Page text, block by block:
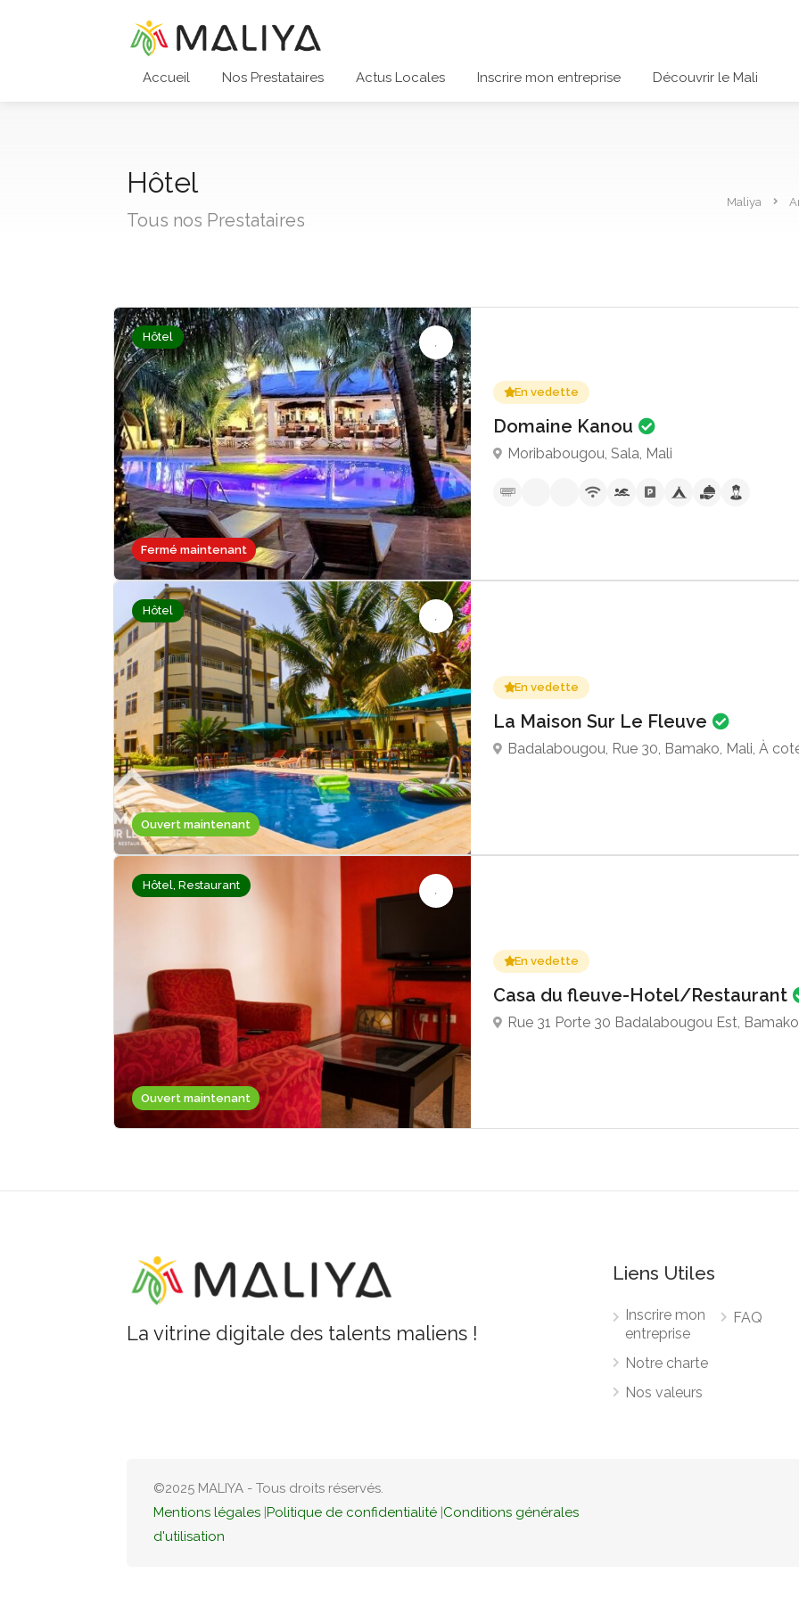
Accueil Nos Prestataires Actus Locales Inscrire mon entreprise Découvrir le Mali
Hôtel
Tous nos Prestataires
Maliya
Fermé maintenant
Hôtel
En vedette
Domaine Kanou
Moribabougou, Sala, Mali
Ouvert maintenant
Hôtel
En vedette
La Maison Sur Le Fleuve
Badalabougou, Rue 30, Bamako, Mali, À
Ouvert maintenant
Hôtel, Restaurant
En vedette
Casa du fleuve-Hotel/Restaurant
Rue 31 Porte 30 Badalabougou Est,
La vitrine digitale des talents maliens !
Liens Utiles
Inscrire mon
entreprise
Notre charte
Nos valeurs
FAQ
©2025 MALIYA - Tous droits réservés.
Mentions légales |Politique de confidentialité |Conditions générales
d'utilisation